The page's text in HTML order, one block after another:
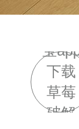
宝
下载
草莓
破解